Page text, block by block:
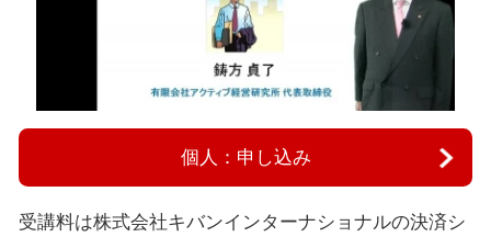
個人：申し込み
受講料は株式会社キバンインターナショナルの決済シ